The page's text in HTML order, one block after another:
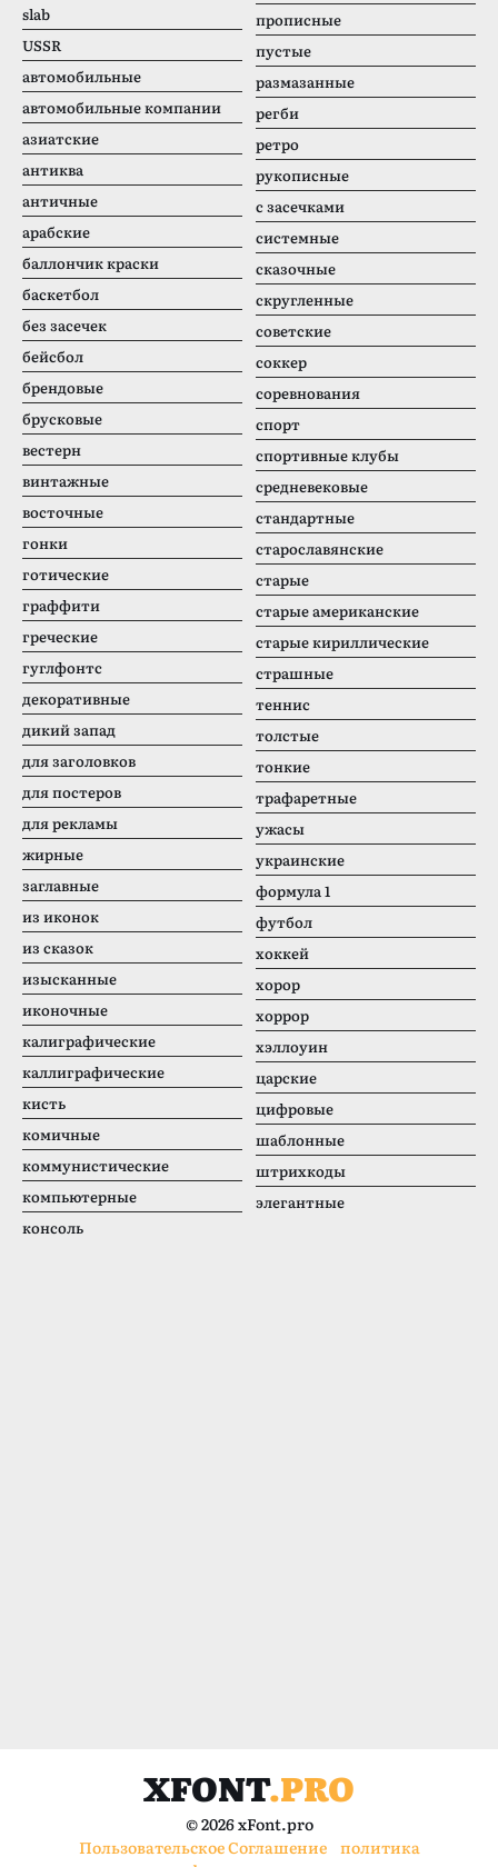
slab
USSR
автомобильные
автомобильные компании
азиатские
антиква
античные
арабские
баллончик краски
баскетбол
без засечек
бейсбол
брендовые
брусковые
вестерн
винтажные
восточные
гонки
готические
граффити
греческие
гуглфонтс
декоративные
дикий запад
для заголовков
для постеров
для рекламы
жирные
заглавные
из иконок
из сказок
изысканные
иконочные
калиграфические
каллиграфические
кисть
комичные
коммунистические
компьютерные
консоль
прописные
пустые
размазанные
регби
ретро
рукописные
с засечками
системные
сказочные
скругленные
советские
соккер
соревнования
спорт
спортивные клубы
средневековые
стандартные
старославянские
старые
старые американские
старые кириллические
страшные
теннис
толстые
тонкие
трафаретные
ужасы
украинские
формула 1
футбол
хоккей
хорор
хоррор
хэллоуин
царские
цифровые
шаблонные
штрихкоды
элегантные
XFONT.PRO
© 2026 xFont.pro
Пользовательское Соглашение
политика